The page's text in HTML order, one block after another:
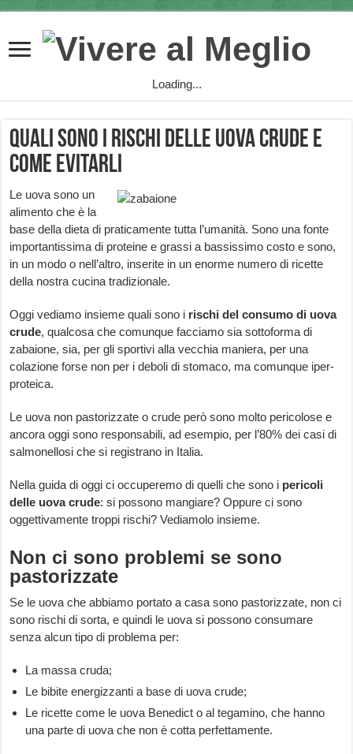
Loading...
Quali sono i rischi delle uova crude e
come evitarli
Le uova sono un
alimento che è la
base della dieta di praticamente tutta l’umanità. Sono una fonte
importantissima di proteine e grassi a bassissimo costo e sono,
in un modo o nell’altro, inserite in un enorme numero di ricette
della nostra cucina tradizionale.
Oggi vediamo insieme quali sono i rischi del consumo di uova
crude, qualcosa che comunque facciamo sia sottoforma di
zabaione, sia, per gli sportivi alla vecchia maniera, per una
colazione forse non per i deboli di stomaco, ma comunque iper-
proteica.
Le uova non pastorizzate o crude però sono molto pericolose e
ancora oggi sono responsabili, ad esempio, per l’80% dei casi di
salmonellosi che si registrano in Italia.
Nella guida di oggi ci occuperemo di quelli che sono i pericoli
delle uova crude: si possono mangiare? Oppure ci sono
oggettivamente troppi rischi? Vediamolo insieme.
Non ci sono problemi se sono
pastorizzate
Se le uova che abbiamo portato a casa sono pastorizzate, non ci
sono rischi di sorta, e quindi le uova si possono consumare
senza alcun tipo di problema per:
La massa cruda;
Le bibite energizzanti a base di uova crude;
Le ricette come le uova Benedict o al tegamino, che hanno
una parte di uova che non è cotta perfettamente.